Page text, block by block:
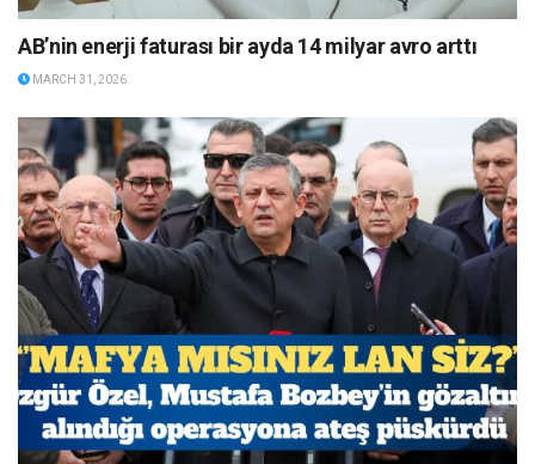
AB’nin enerji faturası bir ayda 14 milyar avro arttı
MARCH 31, 2026